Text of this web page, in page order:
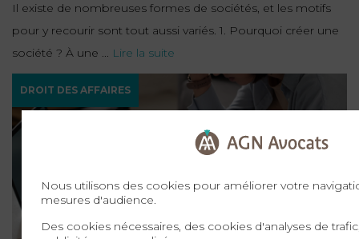
Il existe de nombreuses formes de sociétés, et les motifs
pour y recourir sont tout aussi variés. 1. Pourquoi créer une
société ? À une ... Lire la suite
DROIT DES AFFAIRES
Nous utilisons des cookies pour améliorer votre
mesures d'audience.
Des cookies nécessaires, des cookies d'analyses de